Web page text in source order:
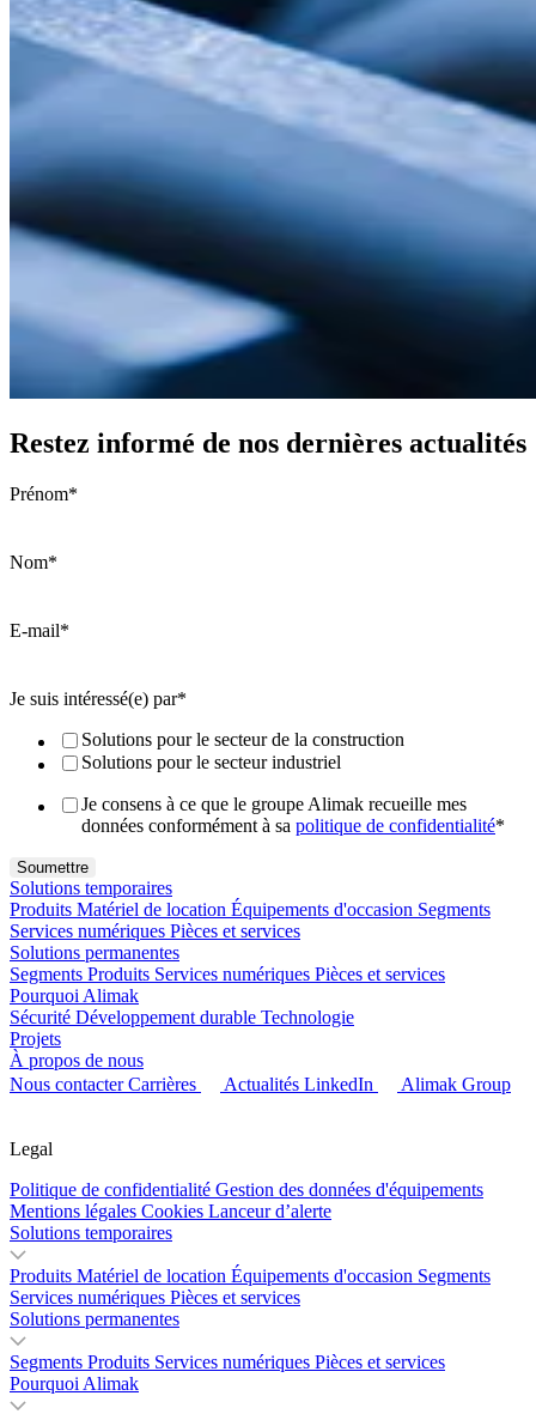
Restez informé de nos dernières actualités
Prénom*
Nom*
E-mail*
Je suis intéressé(e) par*
Solutions pour le secteur de la construction
Solutions pour le secteur industriel
Je consens à ce que le groupe Alimak recueille mes
données conformément à sa politique de confidentialité*
Solutions temporaires
Produits Matériel de location Équipements d'occasion Segments
Services numériques Pièces et services
Solutions permanentes
Segments Produits Services numériques Pièces et services
Pourquoi Alimak
Sécurité Développement durable Technologie
Projets
À propos de nous
Nous contacter Carrières Actualités LinkedIn Alimak Group
Legal
Politique de confidentialité Gestion des données d'équipements
Mentions légales Cookies Lanceur d’alerte
Solutions temporaires
Produits Matériel de location Équipements d'occasion Segments
Services numériques Pièces et services
Solutions permanentes
Segments Produits Services numériques Pièces et services
Pourquoi Alimak